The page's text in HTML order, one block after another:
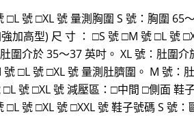
號 □XL 號 量測胸圍 S 號：胸圍
高型) 尺 寸 ： □S 號 □M 號 □L 號
圍介於 35～37 英吋。 XL 號：肚圍
□L 號 □XL 號 量測肚臍圍。 M 號：
號 □XL 號 減壓區：□中間 □側面 鞋
號 □XL 號 □XXL 號 鞋子號碼 S 號